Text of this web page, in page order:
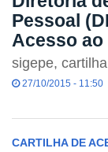
Pessoal
Acesso ao
sigepe, cartilha
27/10/2015 - 11:50
CARTILHA DE